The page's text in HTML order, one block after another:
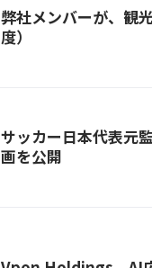
弊社メンバーが、観
度）
サッカー日本代表元
画を公開